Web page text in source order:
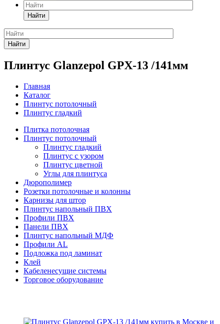
Найти
Найти
Плинтус Glanzepol GPX-13 /141мм
Главная
Каталог
Плинтус потолочный
Плинтус гладкий
Плитка потолочная
Плинтус потолочный
Плинтус гладкий
Плинтус с узором
Плинтус цветной
Углы для плинтуса
Дюрополимер
Розетки потолочные и колонны
Карнизы для штор
Плинтус напольный ПВХ
Профили ПВХ
Панели ПВХ
Плинтус напольный МДФ
Профили AL
Подложка под ламинат
Клей
Кабеленесущие системы
Торговое оборудование